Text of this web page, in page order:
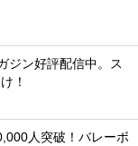
ジン好評配信中。ス
！
人突破！バレーボ